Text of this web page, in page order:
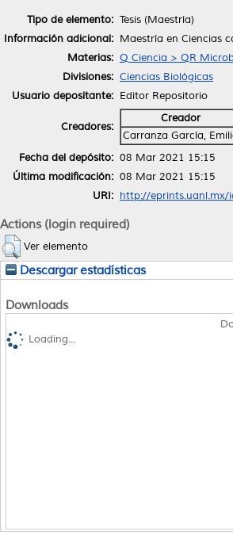
Tipo de elemento: Tesis (Maestría)
Información adicional: Maestría en Ciencias
Materias: Q Ciencia > QR
Divisiones: Ciencias Biológicas
Usuario depositante: Editor Repositorio
Creadores:
Creador
Carranza García,
Fecha del depósito: 08 Mar 2021 15:15
Última modificación: 08 Mar 2021 15:15
URI: http://
Actions (login required)
Ver elemento
Descargar estadísticas
Downloads
Loading...